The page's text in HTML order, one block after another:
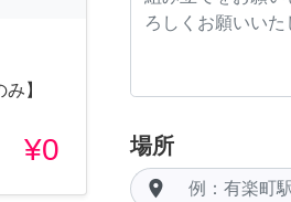
】
¥0 場所
room